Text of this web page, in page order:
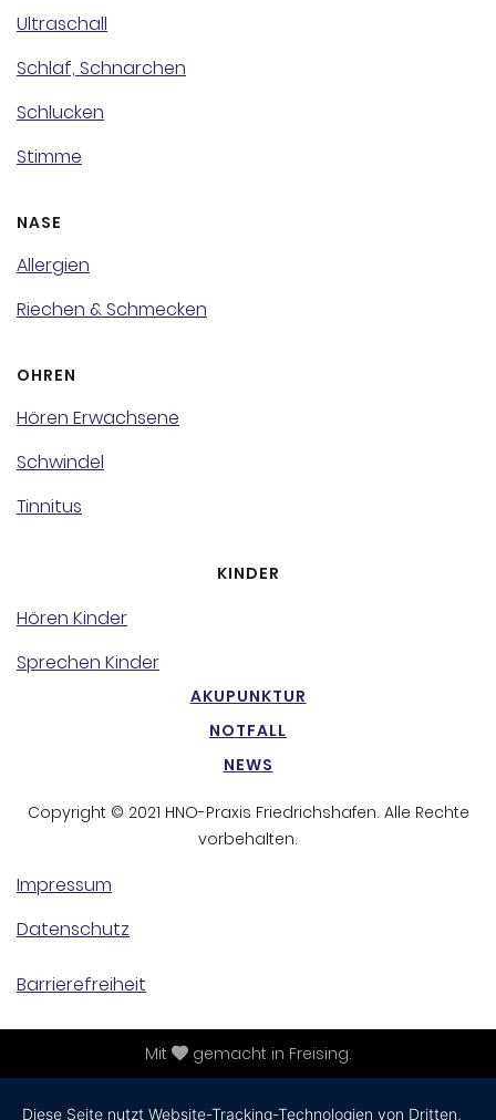
Ultraschall
Schlaf, Schnarchen
Schlucken
Stimme
NASE
Allergien
Riechen & Schmecken
OHREN
Hören Erwachsene
Schwindel
Tinnitus
KINDER
Hören Kinder
Sprechen Kinder
AKUPUNKTUR
NOTFALL
NEWS
Copyright © 2021 HNO-Praxis Friedrichshafen. Alle Rechte
vorbehalten.
Impressum
Datenschutz
Barrierefreiheit
Mit gemacht in Freising.
Diese Seite nutzt Website-Tracking-Technologien von Dritten,